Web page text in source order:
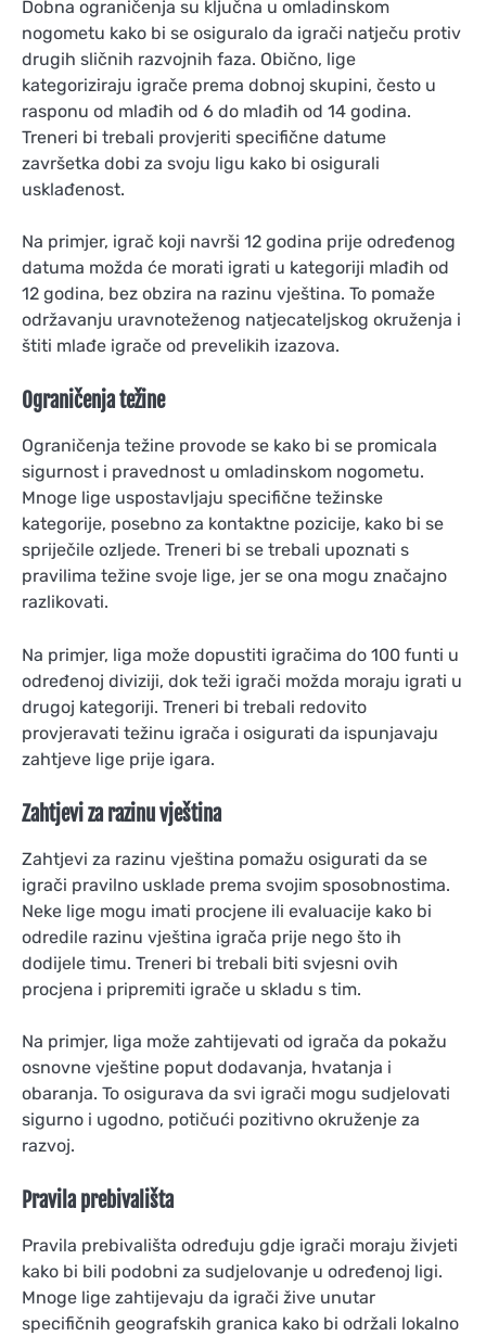
Dobna ograničenja su ključna u omladinskom
nogometu kako bi se osiguralo da igrači natječu protiv
drugih sličnih razvojnih faza. Obično, lige
kategoriziraju igrače prema dobnoj skupini, često u
rasponu od mlađih od 6 do mlađih od 14 godina.
Treneri bi trebali provjeriti specifične datume
završetka dobi za svoju ligu kako bi osigurali
usklađenost.
Na primjer, igrač koji navrši 12 godina prije određenog
datuma možda će morati igrati u kategoriji mlađih od
12 godina, bez obzira na razinu vještina. To pomaže
održavanju uravnoteženog natjecateljskog okruženja i
štiti mlađe igrače od prevelikih izazova.
Ograničenja težine
Ograničenja težine provode se kako bi se promicala
sigurnost i pravednost u omladinskom nogometu.
Mnoge lige uspostavljaju specifične težinske
kategorije, posebno za kontaktne pozicije, kako bi se
spriječile ozljede. Treneri bi se trebali upoznati s
pravilima težine svoje lige, jer se ona mogu značajno
razlikovati.
Na primjer, liga može dopustiti igračima do 100 funti u
određenoj diviziji, dok teži igrači možda moraju igrati u
drugoj kategoriji. Treneri bi trebali redovito
provjeravati težinu igrača i osigurati da ispunjavaju
zahtjeve lige prije igara.
Zahtjevi za razinu vještina
Zahtjevi za razinu vještina pomažu osigurati da se
igrači pravilno usklade prema svojim sposobnostima.
Neke lige mogu imati procjene ili evaluacije kako bi
odredile razinu vještina igrača prije nego što ih
dodijele timu. Treneri bi trebali biti svjesni ovih
procjena i pripremiti igrače u skladu s tim.
Na primjer, liga može zahtijevati od igrača da pokažu
osnovne vještine poput dodavanja, hvatanja i
obaranja. To osigurava da svi igrači mogu sudjelovati
sigurno i ugodno, potičući pozitivno okruženje za
razvoj.
Pravila prebivališta
Pravila prebivališta određuju gdje igrači moraju živjeti
kako bi bili podobni za sudjelovanje u određenoj ligi.
Mnoge lige zahtijevaju da igrači žive unutar
specifičnih geografskih granica kako bi održali lokalno